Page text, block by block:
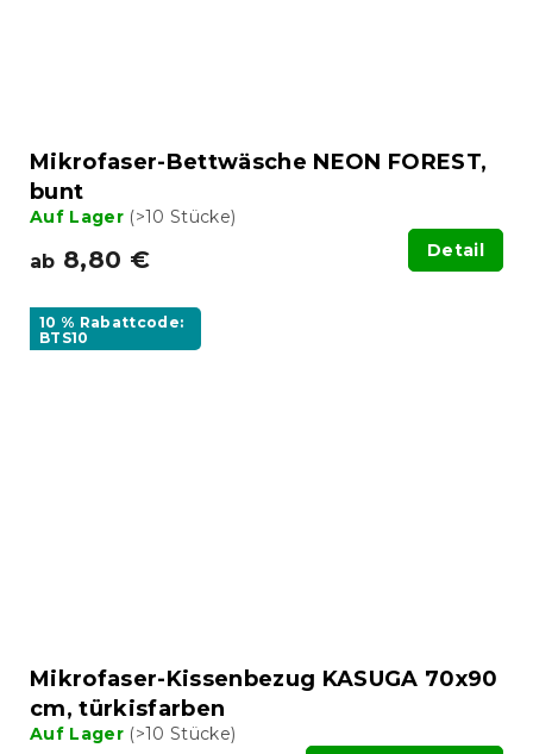
Mikrofaser-Bettwäsche NEON FOREST,
bunt
Auf Lager (>10 Stücke)
ab 8,80 € Detail
10 % Rabattcode:
BTS10
Mikrofaser-Kissenbezug KASUGA 70x90
cm, türkisfarben
Auf Lager (>10 Stücke)